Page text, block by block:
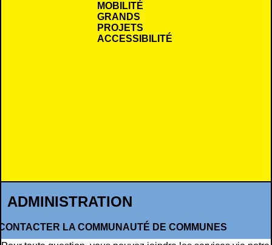
MOBILITÉ
GRANDS
PROJETS
ACCESSIBILITÉ
ADMINISTRATION
LA COMMUNAUTÉ DE COMMUNES